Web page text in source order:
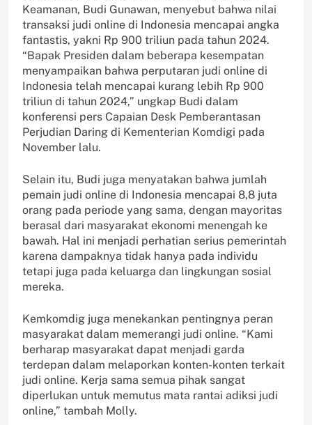
Keamanan, Budi Gunawan, menyebut bahwa nilai
transaksi judi online di Indonesia mencapai angka
fantastis, yakni Rp 900 triliun pada tahun 2024.
“Bapak Presiden dalam beberapa kesempatan
menyampaikan bahwa perputaran judi online di
Indonesia telah mencapai kurang lebih Rp 900
triliun di tahun 2024,” ungkap Budi dalam
konferensi pers Capaian Desk Pemberantasan
Perjudian Daring di Kementerian Komdigi pada
November lalu.
Selain itu, Budi juga menyatakan bahwa jumlah
pemain judi online di Indonesia mencapai 8,8 juta
orang pada periode yang sama, dengan mayoritas
berasal dari masyarakat ekonomi menengah ke
bawah. Hal ini menjadi perhatian serius pemerintah
karena dampaknya tidak hanya pada individu
tetapi juga pada keluarga dan lingkungan sosial
mereka.
Kemkomdig juga menekankan pentingnya peran
masyarakat dalam memerangi judi online. “Kami
berharap masyarakat dapat menjadi garda
terdepan dalam melaporkan konten-konten terkait
judi online. Kerja sama semua pihak sangat
diperlukan untuk memutus mata rantai adiksi judi
online,” tambah Molly.